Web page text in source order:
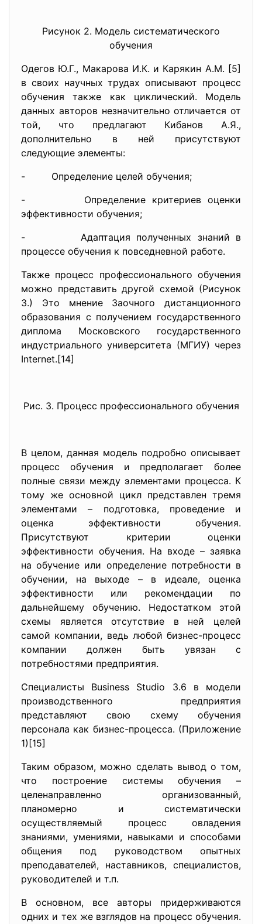
Рисунок 2. Модель систематического
обучения
Одегов Ю.Г., Макарова И.К. и Карякин А.М. [5]
в своих научных трудах описывают процесс
обучения также как циклический. Модель
данных авторов незначительно отличается от
той, что предлагают Кибанов А.Я.,
дополнительно в ней присутствуют
следующие элементы:
- Определение целей обучения;
- Определение критериев оценки
эффективности обучения;
- Адаптация полученных знаний в
процессе обучения к повседневной работе.
Также процесс профессионального обучения
можно представить другой схемой (Рисунок
3.) Это мнение Заочного дистанционного
образования с получением государственного
диплома Московского государственного
индустриального университета (МГИУ) через
Internet.[14]
Рис. 3. Процесс профессионального обучения
В целом, данная модель подробно описывает
процесс обучения и предполагает более
полные связи между элементами процесса. К
тому же основной цикл представлен тремя
элементами – подготовка, проведение и
оценка эффективности обучения.
Присутствуют критерии оценки
эффективности обучения. На входе – заявка
на обучение или определение потребности в
обучении, на выходе – в идеале, оценка
эффективности или рекомендации по
дальнейшему обучению. Недостатком этой
схемы является отсутствие в ней целей
самой компании, ведь любой бизнес-процесс
компании должен быть увязан с
потребностями предприятия.
Специалисты Business Studio 3.6 в модели
производственного предприятия
представляют свою схему обучения
персонала как бизнес-процесса. (Приложение
1)[15]
Таким образом, можно сделать вывод о том,
что построение системы обучения –
целенаправленно организованный,
планомерно и систематически
осуществляемый процесс овладения
знаниями, умениями, навыками и способами
общения под руководством опытных
преподавателей, наставников, специалистов,
руководителей и т.п.
В основном, все авторы придерживаются
одних и тех же взглядов на процесс обучения.